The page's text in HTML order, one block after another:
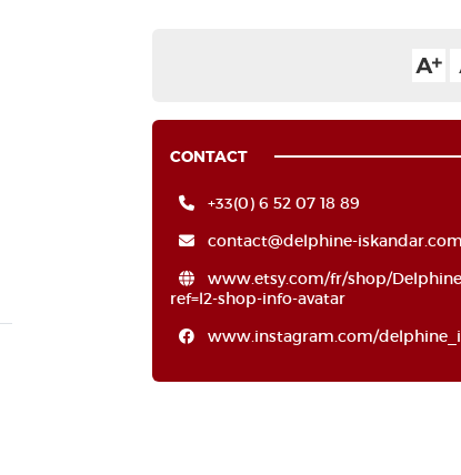
CONTACT
+33(0) 6 52 07 18 89
contact@delphine-iskandar.com
www.etsy.com/fr/shop/
ref=l2-shop-info-avatar
www.instagram.com/